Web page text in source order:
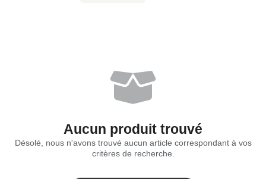
Aucun produit trouvé
Désolé, nous n'avons trouvé aucun article correspondant à vos
critères de recherche.